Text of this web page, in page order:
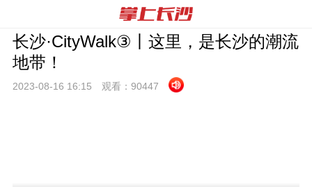
长沙·CityWalk③丨这里，是长沙的潮流
地带！
2023-08-16 16:15 观看： 90447